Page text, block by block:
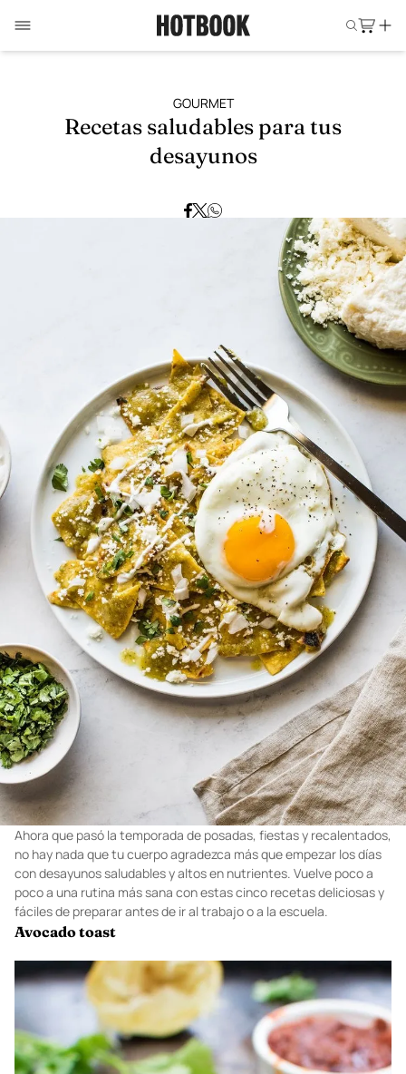
GOURMET
Recetas saludables para tus
Ahora que pasó la temporada de posadas, fiestas y recalentados,
no hay nada que tu cuerpo agradezca más que empezar los días
con desayunos saludables y altos en nutrientes. Vuelve poco a
poco a una rutina más sana con estas cinco recetas deliciosas y
fáciles de preparar antes de ir al trabajo o a la escuela.
Avocado toast